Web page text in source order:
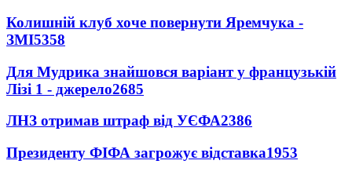
Колишній клуб хоче повернути Яремчука -
ЗМІ5358
Для Мудрика знайшовся варіант у французькій
Лізі 1 - джерело2685
ЛНЗ отримав штраф від УЄФА2386
Президенту ФІФА загрожує відставка1953